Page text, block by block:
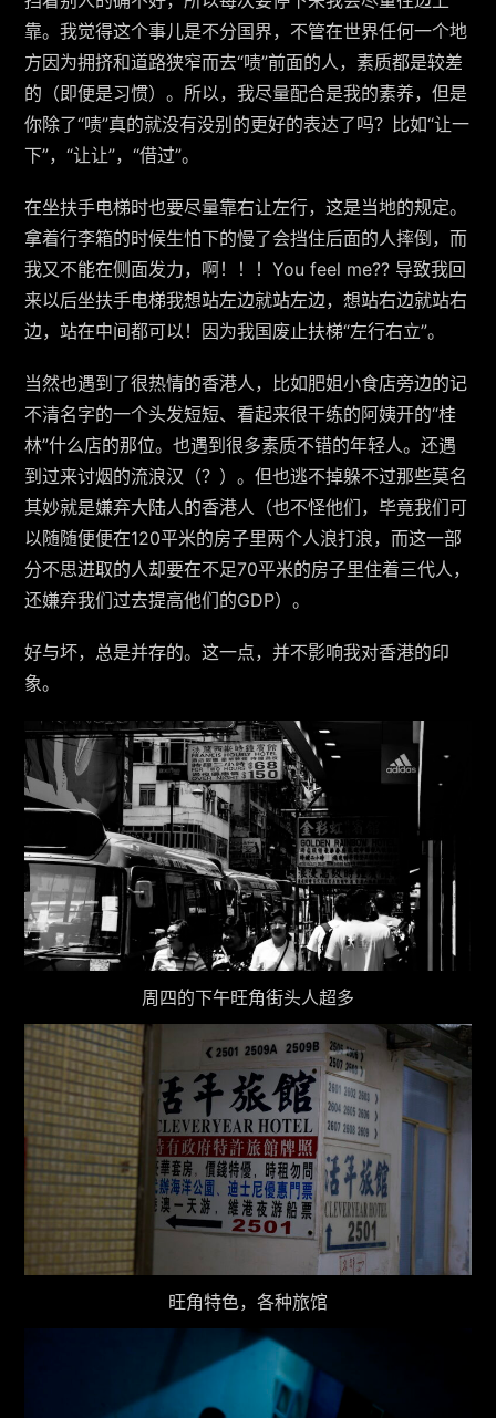
靠。我觉得这个事儿是不分国界，不管在世界任何一个地
方因为拥挤和道路狭窄而去“啧”前面的人，素质都是较差
的（即便是习惯）。所以，我尽量配合是我的素养，但是
你除了“啧”真的就没有没别的更好的表达了吗？比如“让一
下”，“让让”，“借过”。
在坐扶手电梯时也要尽量靠右让左行，这是当地的规定。
拿着行李箱的时候生怕下的慢了会挡住后面的人摔倒，而
我又不能在侧面发力，啊！！！You feel me?? 导致我回
来以后坐扶手电梯我想站左边就站左边，想站右边就站右
边，站在中间都可以！因为我国废止扶梯“左行右立”。
当然也遇到了很热情的香港人，比如肥姐小食店旁边的记
不清名字的一个头发短短、看起来很干练的阿姨开的“桂
林”什么店的那位。也遇到很多素质不错的年轻人。还遇
到过来讨烟的流浪汉（？）。但也逃不掉躲不过那些莫名
其妙就是嫌弃大陆人的香港人（也不怪他们，毕竟我们可
以随随便便在120平米的房子里两个人浪打浪，而这一部
分不思进取的人却要在不足70平米的房子里住着三代人，
还嫌弃我们过去提高他们的GDP）。
好与坏，总是并存的。这一点，并不影响我对香港的印
象。
周四的下午旺角街头人超多
旺角特色，各种旅馆